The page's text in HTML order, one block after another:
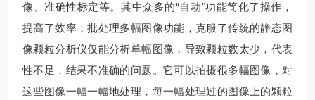
像、准确性标定等。其中众多的“自动"功能简化了操作，
提高了效率；批处理多幅图像功能，克服了传统的静态图
像颗粒分析仪仅能分析单幅图像，导致颗粒数太少，代表
性不足，结果不准确的问题。它可以拍摄很多幅图像，对
这些图像一幅一幅地处理，每一幅处理过的图像上的颗粒